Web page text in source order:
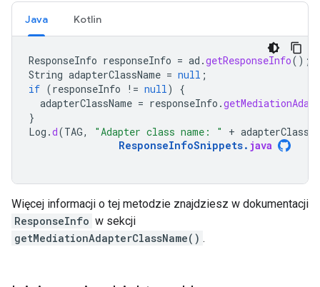
Java Kotlin
ResponseInfo responseInfo = ad .getResponseInfo();
String adapterClassName = null ;
if (responseInfo != null)
{
adapterClassName = responseInfo .
}
Log .d(TAG, "Adapter class name: " +
ResponseInfoSnippets. java
Więcej informacji o tej metodzie znajdziesz w dokumentacji
ResponseInfo w sekcji
getMediationAdapterClassName() .